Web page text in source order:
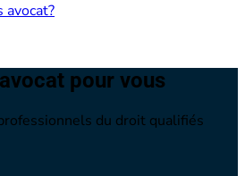
avocat?
pour vous
du droit qualifiés